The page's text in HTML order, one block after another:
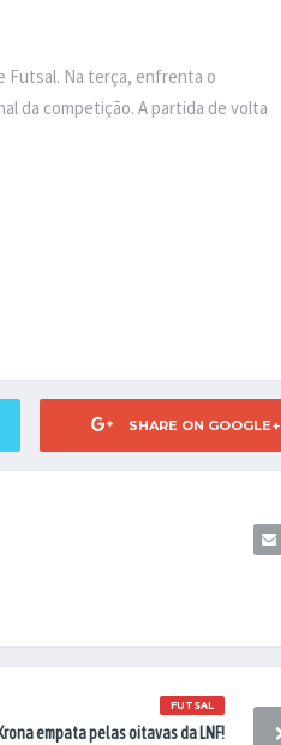
Futsal. Na terça, enfrenta o
da competição. A partida de volta
SHARE ON GOOGLE+
FUTSAL
empata pelas oitavas da LNF!